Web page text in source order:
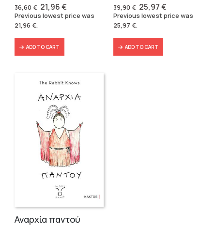
36,60€ Original
price
was:
21,96€Current
price
is:
Previous lowest price was
21,96 €.
ADD TO CART
39,90€ Original
price
was:
25,97€Current
price
is:
Previous lowest price was
25,97 €.
ADD TO CART
Αναρχία παντού